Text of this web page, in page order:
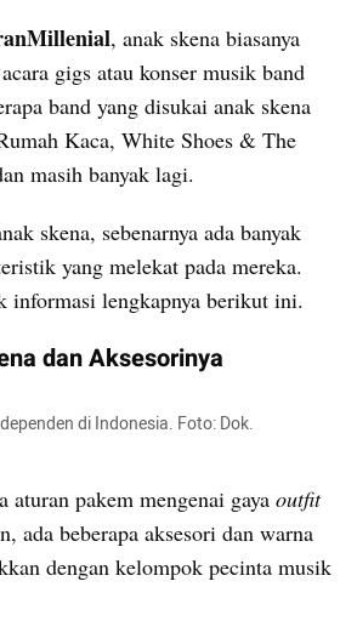
, anak skena biasanya
gigs atau konser musik band
band yang disukai anak skena
Kaca, White Shoes & The
masih banyak lagi.
skena, sebenarnya ada banyak
yang melekat pada mereka.
informasi lengkapnya berikut ini.
dan Aksesorinya
di Indonesia. Foto: Dok.
aturan pakem mengenai gaya
outfit
ada beberapa aksesori dan warna
dengan kelompok pecinta musik